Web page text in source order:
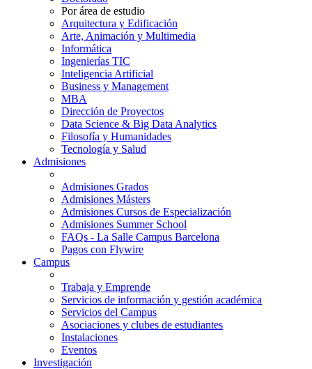
Por área de estudio
Arquitectura y Edificación
Arte, Animación y Multimedia
Informática
Ingenierías TIC
Inteligencia Artificial
Business y Management
MBA
Dirección de Proyectos
Data Science & Big Data Analytics
Filosofía y Humanidades
Tecnología y Salud
Admisiones
Admisiones Grados
Admisiones Másters
Admisiones Cursos de Especialización
Admisiones Summer School
FAQs - La Salle Campus Barcelona
Pagos con Flywire
Campus
Trabaja y Emprende
Servicios de información y gestión académica
Servicios del Campus
Asociaciones y clubes de estudiantes
Instalaciones
Eventos
Investigación